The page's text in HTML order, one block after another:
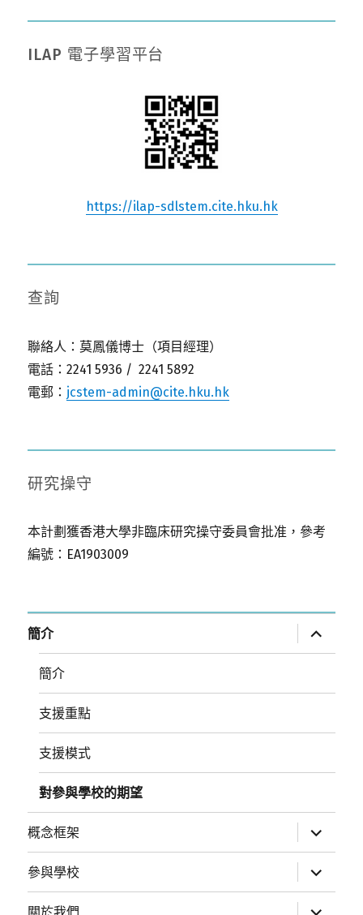
ILAP 電子學習平台
https://ilap-sdlstem.cite.hku.hk
查詢
聯絡人：莫鳳儀博士（項目經理）
電話：2241 5936 / 2241 5892
電郵： jcstem-admin@cite.hku.hk
研究操守
本計劃獲香港大學非臨床研究操守委員會批准，參考
編號：EA1903009
簡介
開
子
簡介
支援重點
支援模式
對參與學校的期望
概念框架
開
子
單
參與學校
開
子